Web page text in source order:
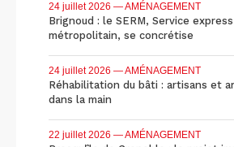
24 juillet 2026 — AMÉNAGEMENT
Brignoud : le SERM, Service
métropolitain, se concrétise
24 juillet 2026 — AMÉNAGEMENT
Réhabilitation du bâti : artisans et
dans la main
22 juillet 2026 — AMÉNAGEMENT